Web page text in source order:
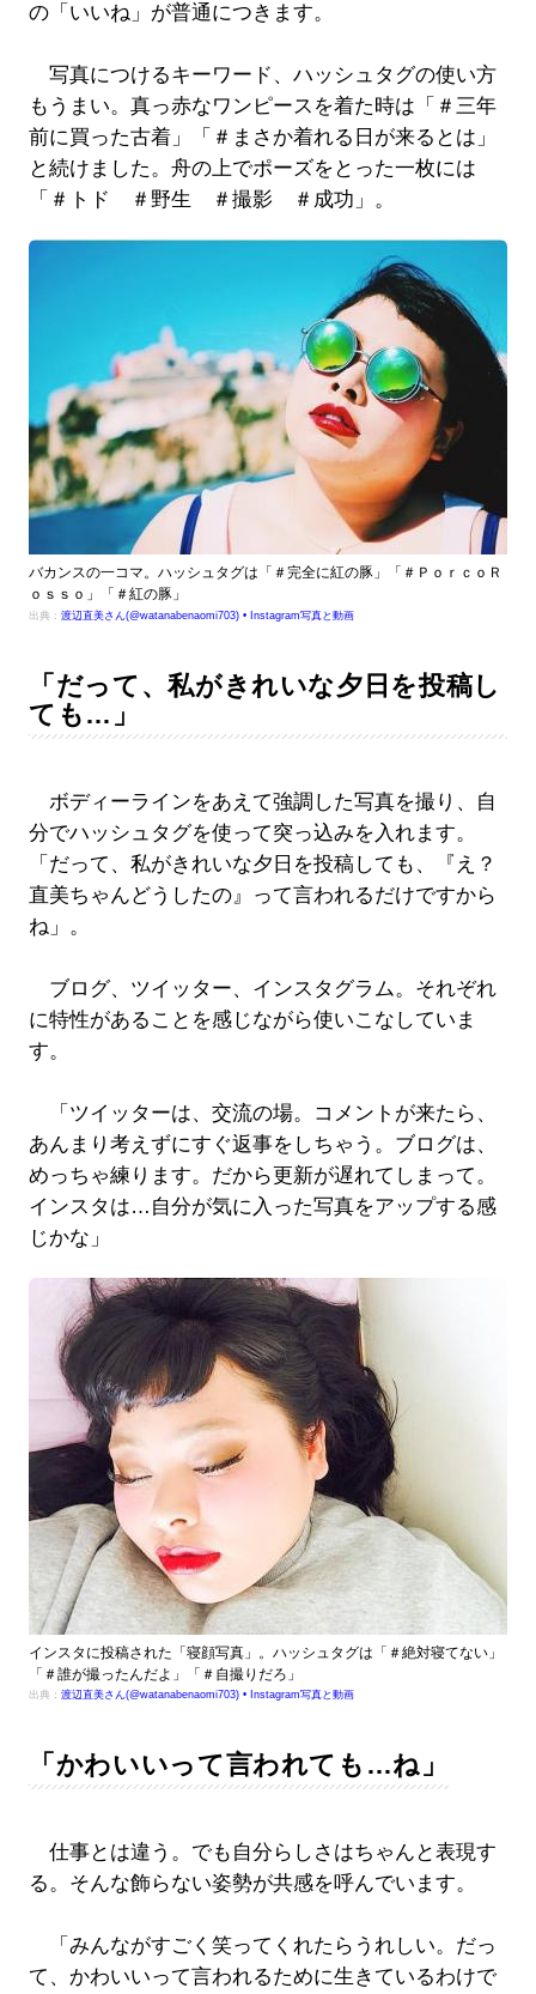
の「いいね」が普通につきます。
写真につけるキーワード、ハッシュタグの使い方
もうまい。真っ赤なワンピースを着た時は「＃三年
前に買った古着」「＃まさか着れる日が来るとは」
と続けました。舟の上でポーズをとった一枚には
「＃トド ＃野生 ＃撮影 ＃成功」。
バカンスの一コマ。ハッシュタグは「＃完全に紅の豚」「＃ＰｏｒｃｏＲ
ｏｓｓｏ」「＃紅の豚」
出典： 渡辺直美さん(@watanabenaomi703) • Instagram写真と動画
「だって、私がきれいな夕日を投稿し
ても…」
ボディーラインをあえて強調した写真を撮り、自
分でハッシュタグを使って突っ込みを入れます。
「だって、私がきれいな夕日を投稿しても、『え？
直美ちゃんどうしたの』って言われるだけですから
ね」。
ブログ、ツイッター、インスタグラム。それぞれ
に特性があることを感じながら使いこなしていま
す。
「ツイッターは、交流の場。コメントが来たら、
あんまり考えずにすぐ返事をしちゃう。ブログは、
めっちゃ練ります。だから更新が遅れてしまって。
インスタは…自分が気に入った写真をアップする感
じかな」
インスタに投稿された「寝顔写真」。ハッシュタグは「＃絶対寝てない」
「＃誰が撮ったんだよ」「＃自撮りだろ」
出典： 渡辺直美さん(@watanabenaomi703) • Instagram写真と動画
「かわいいって言われても…ね」
仕事とは違う。でも自分らしさはちゃんと表現す
る。そんな飾らない姿勢が共感を呼んでいます。
「みんながすごく笑ってくれたらうれしい。だっ
て、かわいいって言われるために生きているわけで